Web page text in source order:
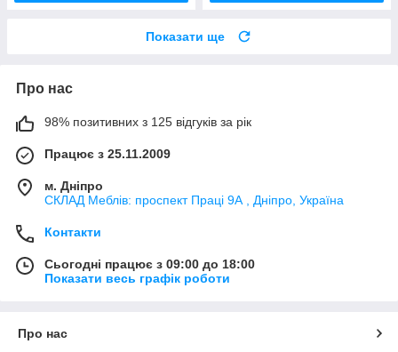
Показати ще
Про нас
98% позитивних з 125 відгуків за рік
Працює з 25.11.2009
м. Дніпро
СКЛАД Меблів: проспект Праці 9А , Дніпро, Україна
Контакти
Сьогодні працює з 09:00 до 18:00
Показати весь графік роботи
Про нас